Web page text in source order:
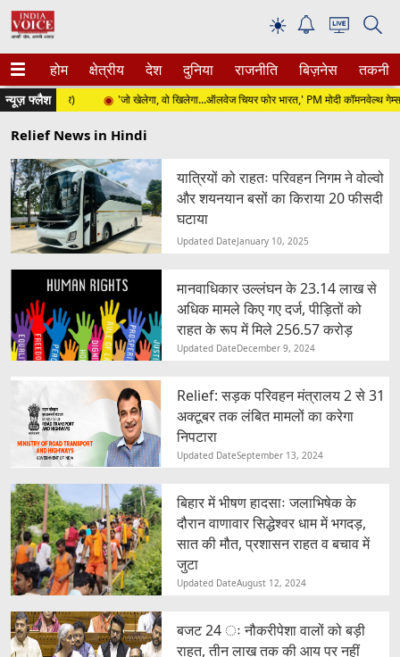
☀
होम क्षेत्रीय देश दुनिया राजनीति बिज़नेस तकनीक
न्यूज़ फ्लैश
(सोमवार) 'जो खेलेगा, वो खिलेगा...ऑलवेज चियर फोर भारत,' PM मोदी कॉमनवेल्थ गेम्स
Relief News in Hindi
यात्रियों को राहतः परिवहन निगम ने वोल्वो
और शयनयान बसों का किराया 20 फीसदी
घटाया
Updated DateJanuary 10, 2025
मानवाधिकार उल्लंघन के 23.14 लाख से
अधिक मामले किए गए दर्ज, पीड़ितों को
राहत के रूप में मिले 256.57 करोड़
Updated DateDecember 9, 2024
Relief: सड़क परिवहन मंत्रालय 2 से 31
अक्टूबर तक लंबित मामलों का करेगा
निपटारा
Updated DateSeptember 13, 2024
बिहार में भीषण हादसाः जलाभिषेक के
दौरान वाणावार सिद्धेश्वर धाम में भगदड़,
सात की मौत, प्रशासन राहत व बचाव में
जुटा
Updated DateAugust 12, 2024
बजट 24 ः नौकरीपेशा वालों को बड़ी
राहत, तीन लाख तक की आय पर नहीं